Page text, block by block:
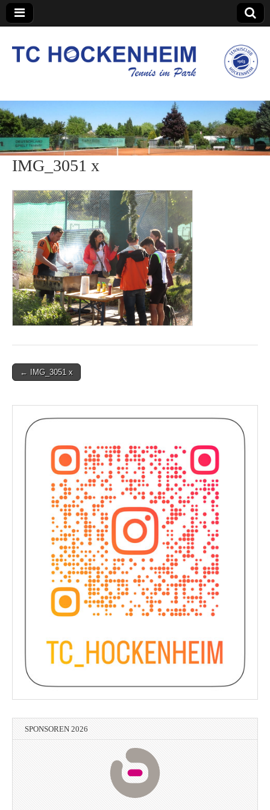
TC Hockenheim
IMG_3051 x
Post← IMG_3051 x
SPONSOREN 2026